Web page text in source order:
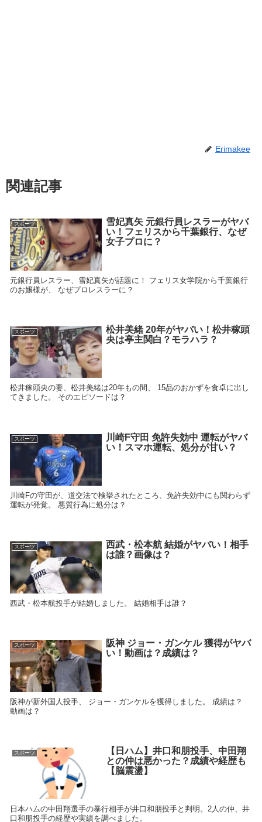
Erimakee
関連記事
スポーツ
雪妃真矢 元銀行員レスラーがヤバ
い！フェリスから千葉銀行、なぜ
女子プロに？
元銀行員レスラー、雪妃真矢が話題に！ フェリス女学院から千葉銀行
のお嬢様が、 なぜプロレスラーに？
スポーツ
松井美緒 20年がヤバい！松井稼頭
央は亭主関白？モラハラ？
松井稼頭央の妻、松井美緒は20年もの間、 15品のおかずを食卓に出し
てきました。 そのエピソードは？
スポーツ
川崎F守田 免許失効中 運転がヤバ
い！スマホ運転、処分が甘い？
川崎Fの守田が、道交法で検挙されたところ、免許失効中にも関わらず
運転が発覚。 悪質行為に処分は？
スポーツ
西武・松本航 結婚がヤバい！相手
は誰？画像は？
西武・松本航投手が結婚しました。 結婚相手は誰？
スポーツ
阪神 ジョー・ガンケル 獲得がヤバ
い！動画は？成績は？
阪神が新外国人投手、 ジョー・ガンケルを獲得しました。 成績は？
動画は？
スポーツ
【日ハム】井口和朋投手、中田翔
との仲は悪かった？成績や経歴も
【脳震盪】
日本ハムの中田翔選手の暴行相手が井口和朋投手と判明。2人の仲、井
口和朋投手の経歴や実績を調べました。